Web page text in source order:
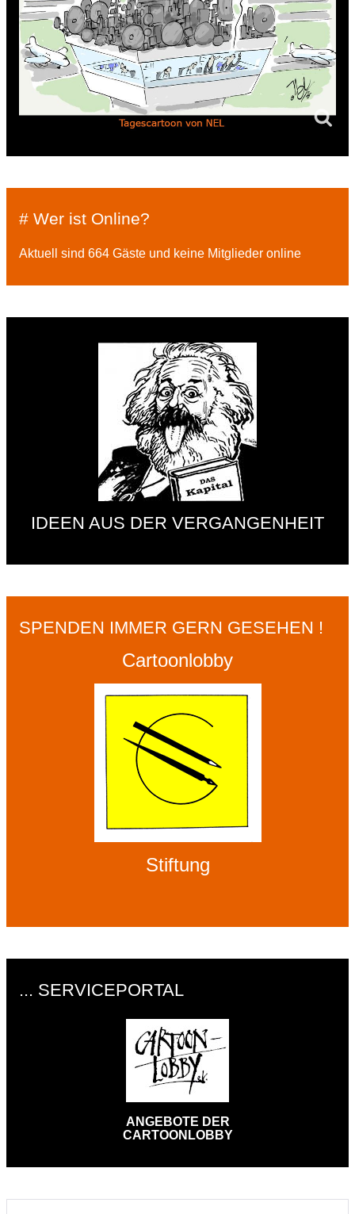
# Wer ist Online?
Aktuell sind 664 Gäste und keine Mitglieder online
IDEEN AUS DER VERGANGENHEIT
SPENDEN IMMER GERN GESEHEN !
Cartoonlobby
Stiftung
... SERVICEPORTAL
ANGEBOTE DER
CARTOONLOBBY